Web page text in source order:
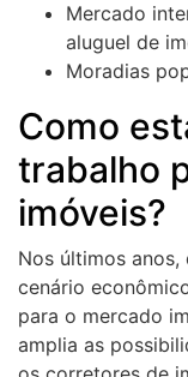
Mercado
aluguel de
Moradias
Como
trabalho
imóveis?
Nos últimos
cenário
para o mercado
amplia as